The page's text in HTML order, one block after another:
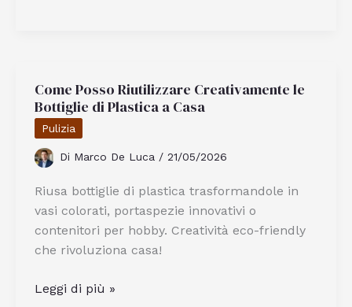
dalla
Taverna
da
Piero
a
Siracusa
Come Posso Riutilizzare Creativamente le
Bottiglie di Plastica a Casa
Pulizia
Di Marco De Luca / 21/05/2026
Riusa bottiglie di plastica trasformandole in
vasi colorati, portaspezie innovativi o
contenitori per hobby. Creatività eco-friendly
che rivoluziona casa!
Come
Leggi di più »